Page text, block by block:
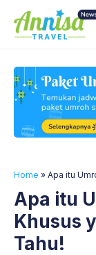
content
Home » Apa itu
Apa itu
Khusus
Tahu!